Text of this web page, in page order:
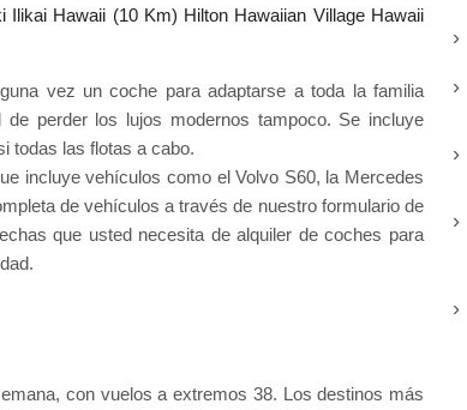
Ilikai Hawaii (10 Km) Hilton Hawaiian Village Hawaii
vez un coche para adaptarse a toda la familia
perder los lujos modernos tampoco. Se incluye
todas las flotas a cabo.
incluye vehículos como el Volvo S60, la Mercedes
de vehículos a través de nuestro formulario de
que usted necesita de alquiler de coches para
con vuelos a extremos 38. Los destinos más